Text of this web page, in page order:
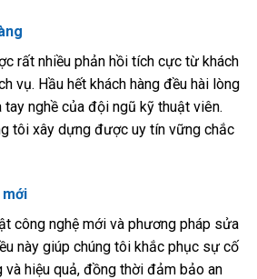
rất nhiều phản hồi tích cực từ khách
vụ. Hầu hết khách hàng đều hài lòng
nghề của đội ngũ kỹ thuật viên.
tôi xây dựng được uy tín vững chắc
mới
công nghệ mới và phương pháp sửa
này giúp chúng tôi khắc phục sự cố
và hiệu quả, đồng thời đảm bảo an